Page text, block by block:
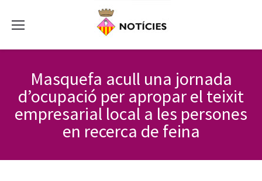
Masquefa acull una jornada
d’ocupació per apropar el teixit
empresarial local a les persones
en recerca de feina